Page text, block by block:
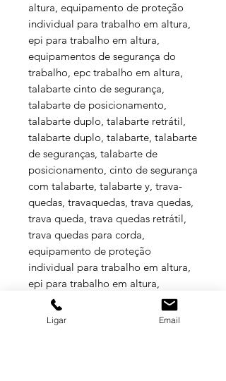
altura, equipamento de proteção
individual para trabalho em altura,
epi para trabalho em altura,
equipamentos de segurança do
trabalho, epc trabalho em altura,
talabarte cinto de segurança,
talabarte de posicionamento,
talabarte duplo, talabarte retrátil,
talabarte duplo, talabarte, talabarte
de seguranças, talabarte de
posicionamento, cinto de segurança
com talabarte, talabarte y, trava-
quedas, travaquedas, trava quedas,
trava queda, trava quedas retrátil,
trava quedas para corda,
equipamento de proteção
individual para trabalho em altura,
epi para trabalho em altura,
equipamentos de segurança do
trabalho, epc trabalho em altura
Ligar Email